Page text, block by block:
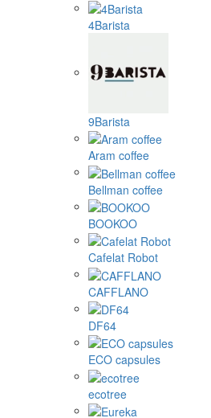
4Barista
9Barista
Aram coffee
Bellman coffee
BOOKOO
Cafelat Robot
CAFFLANO
DF64
ECO capsules
ecotree